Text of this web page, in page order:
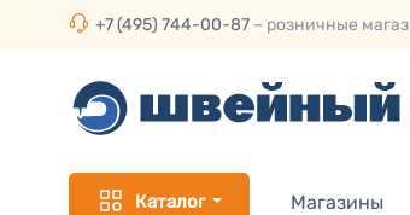
+7 (495) 744-00-87 – розничные
Каталог Магазины